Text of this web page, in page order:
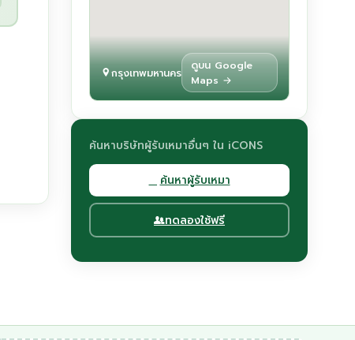
กรุงเทพมหานคร
ดูบน Google
Maps →
ค้นหาบริษัทผู้รับเหมาอื่นๆ ใน iCONS
ค้นหาผู้รับเหมา
ทดลองใช้ฟรี